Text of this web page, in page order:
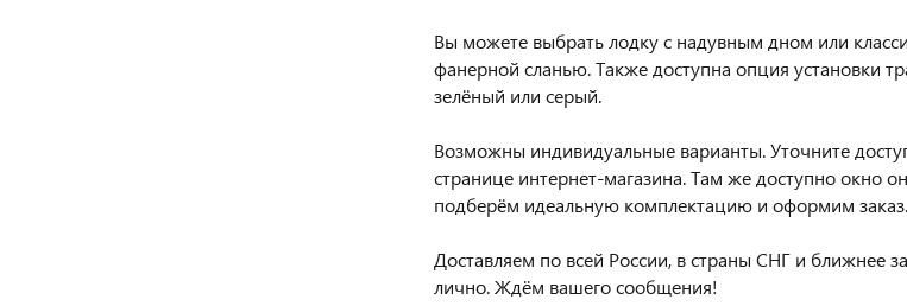
Вы можете выбрать лодку с надувным дном или
фанерной сланью. Также доступна опция установки
зелёный или серый.
Возможны индивидуальные варианты. Уточните
странице интернет-магазина. Там же доступно окно
подберём идеальную комплектацию и оформим заказ.
Доставляем по всей России, в страны СНГ и ближнее
лично. Ждём вашего сообщения!